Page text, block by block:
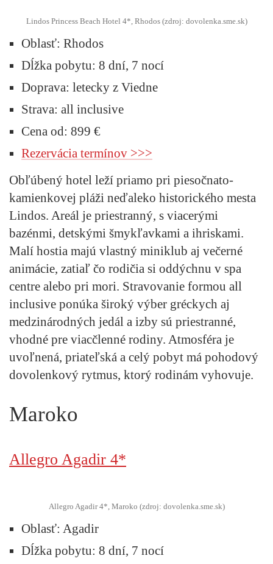
Lindos Princess Beach Hotel 4*, Rhodos (zdroj: dovolenka.sme.sk)
Oblasť: Rhodos
Dĺžka pobytu: 8 dní, 7 nocí
Doprava: letecky z Viedne
Strava: all inclusive
Cena od: 899 €
Rezervácia termínov >>>
Obľúbený hotel leží priamo pri piesočnato-
kamienkovej pláži neďaleko historického mesta
Lindos. Areál je priestranný, s viacerými
bazénmi, detskými šmykľavkami a ihriskami.
Malí hostia majú vlastný miniklub aj večerné
animácie, zatiaľ čo rodičia si oddýchnu v spa
centre alebo pri mori. Stravovanie formou all
inclusive ponúka široký výber gréckych aj
medzinárodných jedál a izby sú priestranné,
vhodné pre viacčlenné rodiny. Atmosféra je
uvoľnená, priateľská a celý pobyt má pohodový
dovolenkový rytmus, ktorý rodinám vyhovuje.
Maroko
Allegro Agadir 4*
Allegro Agadir 4*, Maroko (zdroj: dovolenka.sme.sk)
Oblasť: Agadir
Dĺžka pobytu: 8 dní, 7 nocí